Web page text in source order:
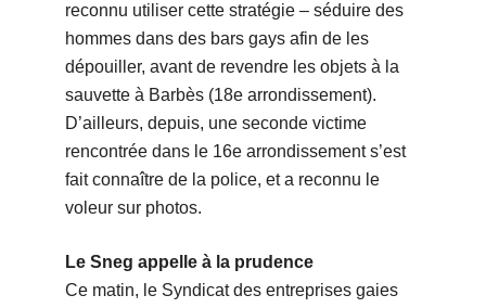
reconnu utiliser cette stratégie – séduire des
hommes dans des bars gays afin de les
dépouiller, avant de revendre les objets à la
sauvette à Barbès (18e arrondissement).
D’ailleurs, depuis, une seconde victime
rencontrée dans le 16e arrondissement s’est
fait connaître de la police, et a reconnu le
voleur sur photos.
Le Sneg appelle à la prudence
Ce matin, le Syndicat des entreprises gaies